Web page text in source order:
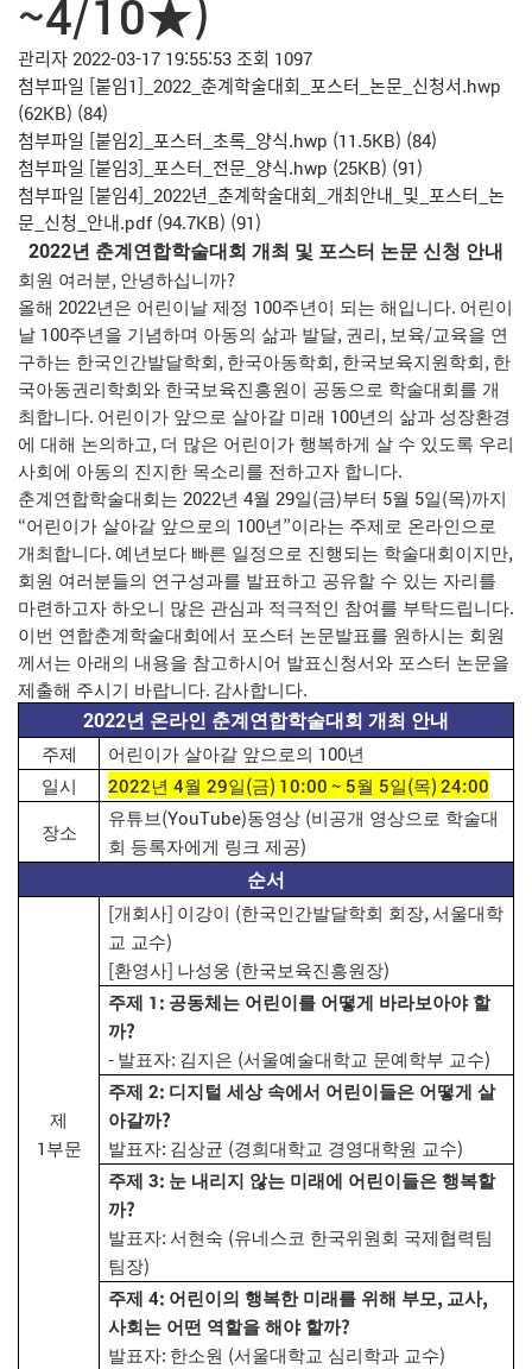
~4/10★)
관리자2022-03-17 19:55:53조회 1097
첨부파일 [붙임1]_2022_춘계학술대회_포스터_논문_신청서.hwp
(62KB) (84)
첨부파일 [붙임2]_포스터_초록_양식.hwp (11.5KB) (84)
첨부파일 [붙임3]_포스터_전문_양식.hwp (25KB) (91)
첨부파일 [붙임4]_2022년_춘계학술대회_개최안내_및_포스터_논
문_신청_안내.pdf (94.7KB) (91)
2022년 춘계연합학술대회 개최 및 포스터 논문 신청 안내
회원 여러분, 안녕하십니까?
올해 2022년은 어린이날 제정 100주년이 되는 해입니다. 어린이
날 100주년을 기념하며 아동의 삶과 발달, 권리 , 보육/교육을 연
구하는 한국인간발달학회 , 한국아동학회 , 한국보육지원학회 , 한
국아동권리학회와 한국보육진흥원이 공동으로 학술대회를 개
최합니다. 어린이가 앞으로 살아갈 미래 100년의 삶과 성장환경
에 대해 논의하고, 더 많은 어린이가 행복하게 살 수 있도록 우리
사회에 아동의 진지한 목소리를 전하고자 합니다.
춘계연합학술대회는 2022년 4월 29일(금)부터 5월 5일(목)까지
“어린이가 살아갈 앞으로의 100년 ”이라는 주제로 온라인으로
개최합니다. 예년보다 빠른 일정으로 진행되는 학술대회이지만,
회원 여러분들의 연구성과를 발표하고 공유할 수 있는 자리를
마련하고자 하오니 많은 관심과 적극적인 참여를 부탁드립니다.
이번 연합춘계학술대회에서 포스터 논문발표를 원하시는 회원
께서는 아래의 내용을 참고하시어 발표신청서와 포스터 논문을
제출해 주시기 바랍니다. 감사합니다.
2022년 온라인 춘계연합학술대회 개최 안내
주제
어린이가 살아갈 앞으로의 100년
일시
2022년 4월 29일(금) 10:00 ~ 5월 5일(목) 24:00
장소
유튜브(YouTube)동영상 (비공개 영상으로 학술대
회 등록자에게 링크 제공)
순서
제
1 부문
[개회사] 이강이 (한국인간발달학회 회장,서울대학
교 교수)
[환영사] 나성웅 (한국보육진흥원장)
주제 1: 공동체는 어린이를 어떻게 바라보아야 할
까?
- 발표자: 김지은 (서울예술대학교 문예학부 교수)
주제 2: 디지털 세상 속에서 어린이들은 어떻게 살
아갈까?
발표자: 김상균 (경희대학교 경영대학원 교수)
주제 3: 눈 내리지 않는 미래에 어린이들은 행복할
까?
발표자: 서현숙 (유네스코 한국위원회 국제협력팀
팀장)
주제 4: 어린이의 행복한 미래를 위해 부모, 교사,
사회는 어떤 역할을 해야 할까?
발표자: 한소원 (서울대학교 심리학과 교수)